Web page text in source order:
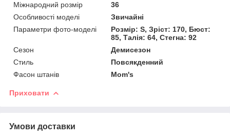
Міжнародний розмір
36
Особливості моделі
Звичайні
Параметри фото-моделі
Розмір: S, Зріст: 170, Бюст:
85, Талія: 64, Стегна: 92
Сезон
Демисезон
Стиль
Повсякденний
Фасон штанів
Mom's
Приховати
Умови доставки